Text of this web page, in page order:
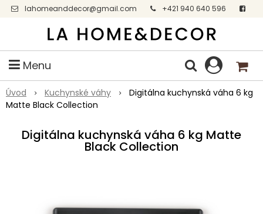
lahomeanddecor@gmail.com
+421 940 640 596
Facebook
Menu
Úvod Kuchynské váhy
Digitálna kuchynská váha 6 kg
Matte Black Collection
Digitálna kuchynská váha 6 kg Matte
Black Collection